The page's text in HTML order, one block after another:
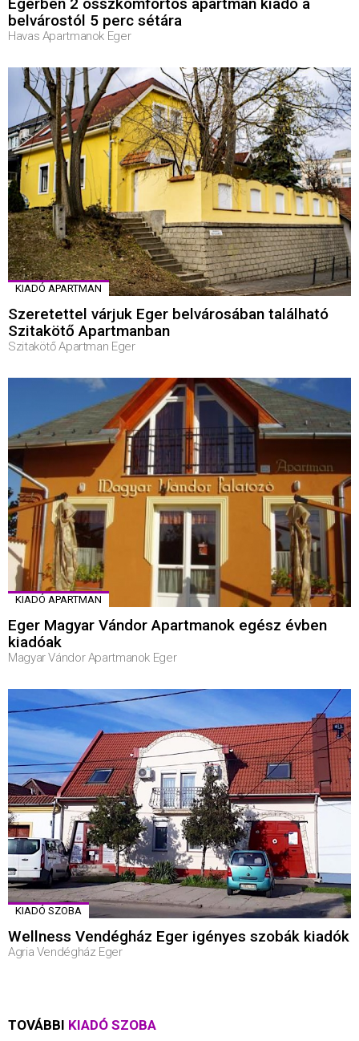
belvárostól 5 perc sétára
Havas Apartmanok Eger
KIADÓ APARTMAN
Szeretettel várjuk Eger belvárosában található
Szitakötő Apartmanban
Szitakötő Apartman Eger
KIADÓ APARTMAN
Eger Magyar Vándor Apartmanok egész évben
kiadóak
Magyar Vándor Apartmanok Eger
KIADÓ SZOBA
Wellness Vendégház Eger igényes szobák kiadók
Agria Vendégház Eger
TOVÁBBI KIADÓ SZOBA